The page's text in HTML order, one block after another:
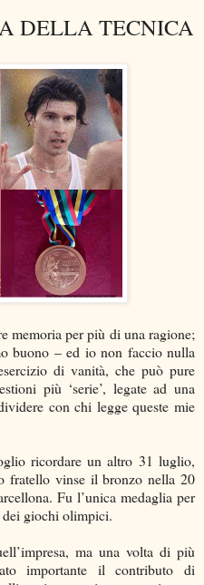
DELLA TECNICA
memoria per più di una ragione;
buono – ed io non faccio nulla
di vanità, che può pure
più ‘serie’, legate ad una
con chi legge queste mie
ricordare un altro 31 luglio,
fratello vinse il bronzo nella 20
Fu l’unica medaglia per
dei giochi olimpici.
ma una volta di più
importante il contributo di